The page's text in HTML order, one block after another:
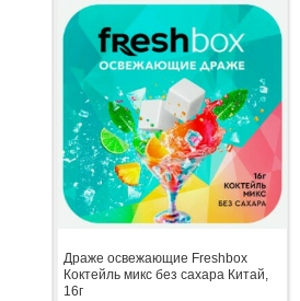
Драже освежающие Freshbox
Коктейль микс без сахара Китай,
16г